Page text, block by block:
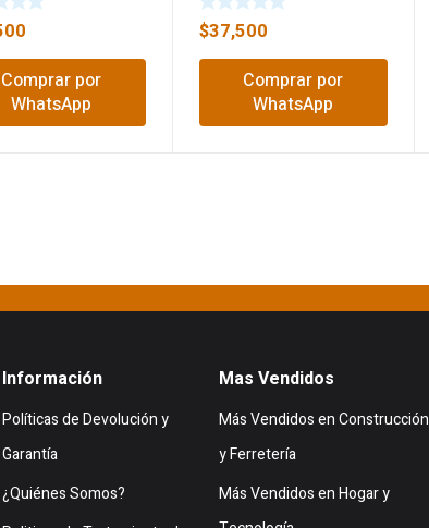
Comprar por
WhatsApp
$37,500
Comprar por
WhatsApp
Información
Políticas de Devolución y
Garantía
¿Quiénes Somos?
Mas Vendidos
Más Vendidos en Construcción
y Ferretería
Más Vendidos en Hogar y